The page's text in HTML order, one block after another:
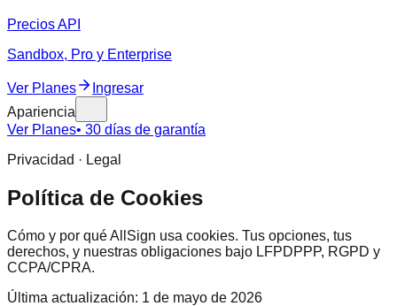
Precios API
Sandbox, Pro y Enterprise
Ver Planes
Ingresar
Apariencia
Ver Planes• 30 días de garantía
Privacidad · Legal
Política de Cookies
Cómo y por qué AllSign usa cookies. Tus opciones, tus
derechos, y nuestras obligaciones bajo LFPDPPP, RGPD y
CCPA/CPRA.
Última actualización: 1 de mayo de 2026